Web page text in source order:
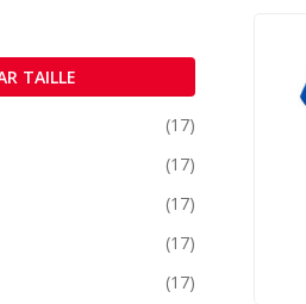
TAILLE
(17)
(17)
(17)
(17)
(17)